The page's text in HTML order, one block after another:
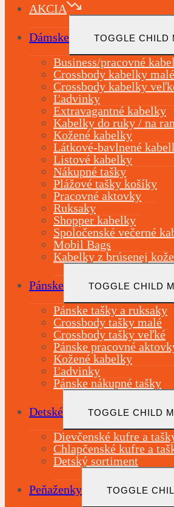
AKCIA
Dámske TOGGLE CHILD
Business/pracovné
Crossbody kabelky malé
Crossbody kabelky
Ľadvinky
Extravagantné kabelky
Kabelky do ruky / na
Kožené kabelky
Látkové-bavlnené
Listové kabelky
Nákupné tašky
Plážové tašky košíky
Pracovné aktovky
Ruksaky
Shopper kabelky
Spoločenské večerné
Mobil Bags
Kabelky z brúsenej kože
Pánske TOGGLE CHILD
Pánske tašky a ruksaky
Crossbody tašky malé
Crossbody tašky veľké
Pánske pracovné
Kožené kabelky
Ľadvinky
Pánske nákupné tašky
Detské TOGGLE CHILD
Dievčenské kufre a
Chlapčenské kufre a
Detský sortiment
Peňaženky TOGGLE